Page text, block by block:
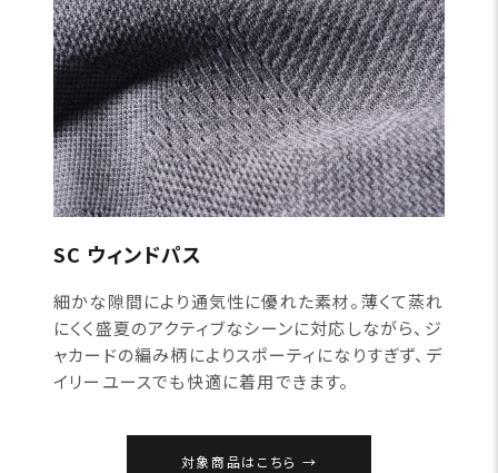
SC ウィンドパス
細かな隙間により通気性に優れた素材。薄くて蒸れ
にくく盛夏のアクティブなシーンに対応しながら、ジ
ャカードの編み柄によりスポーティになりすぎず、デ
イリーユースでも快適に着用できます。
対象商品はこちら